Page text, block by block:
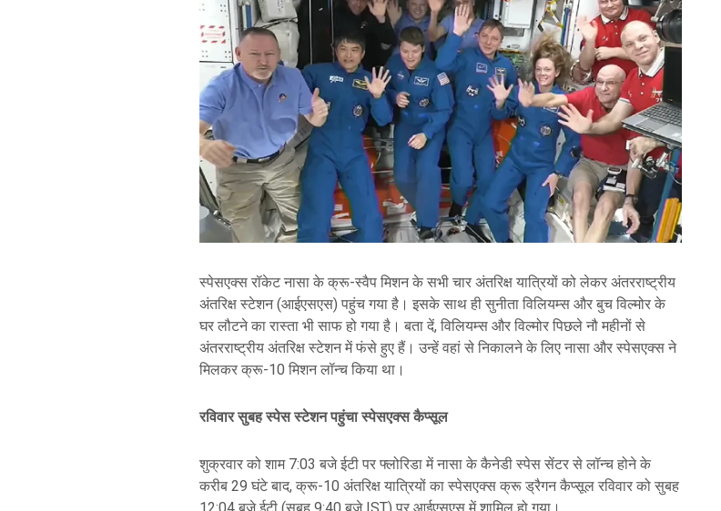
स्पेसएक्स रॉकेट नासा के क्रू-स्वैप मिशन के सभी चार अंतरिक्ष यात्रियों को लेकर अंतरराष्ट्रीय
अंतरिक्ष स्टेशन (आईएसएस) पहुंच गया है। इसके साथ ही सुनीता विलियम्स और बुच विल्मोर के
घर लौटने का रास्ता भी साफ हो गया है। बता दें, विलियम्स और विल्मोर पिछले नौ महीनों से
अंतरराष्ट्रीय अंतरिक्ष स्टेशन में फंसे हुए हैं। उन्हें वहां से निकालने के लिए नासा और स्पेसएक्स ने
मिलकर क्रू-10 मिशन लॉन्च किया था।
रविवार सुबह स्पेस स्टेशन पहुंचा स्पेसएक्स कैप्सूल
शुक्रवार को शाम 7:03 बजे ईटी पर फ्लोरिडा में नासा के कैनेडी स्पेस सेंटर से लॉन्च होने के
करीब 29 घंटे बाद, क्रू-10 अंतरिक्ष यात्रियों का स्पेसएक्स क्रू ड्रैगन कैप्सूल रविवार को सुबह